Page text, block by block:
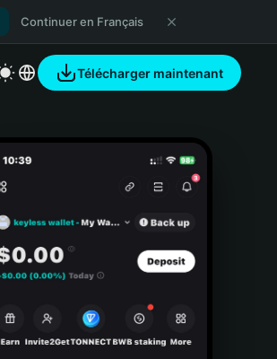
Continuer en Français
Télécharger maintenant